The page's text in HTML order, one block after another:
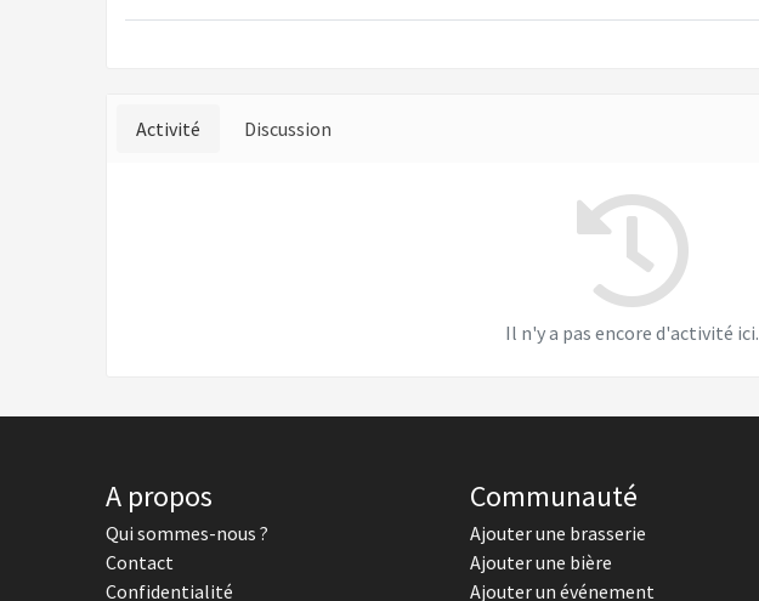
Activité Discussion
Il n'y a pas encore d'activité ici.
A propos
Qui sommes-nous ?
Contact
Confidentialité
Communauté
Ajouter une brasserie
Ajouter une bière
Ajouter un événement